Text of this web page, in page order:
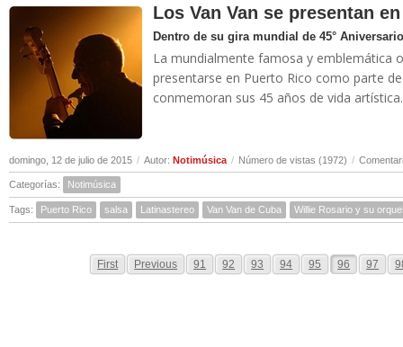
Los Van Van se presentan
Dentro de su gira mundial de 45° Aniversario
La mundialmente famosa y emblemática
presentarse en Puerto Rico como parte
conmemoran sus 45 años de vida
domingo, 12 de julio de 2015 / Autor: Notimúsica / Número de vistas (1972) /
Categorías: Notimúsica
Tags: Puerto Rico salsa Latinastereo Van Van de Cuba Willie Rosario y su
First Previous 91 92 93 94 95 96 97